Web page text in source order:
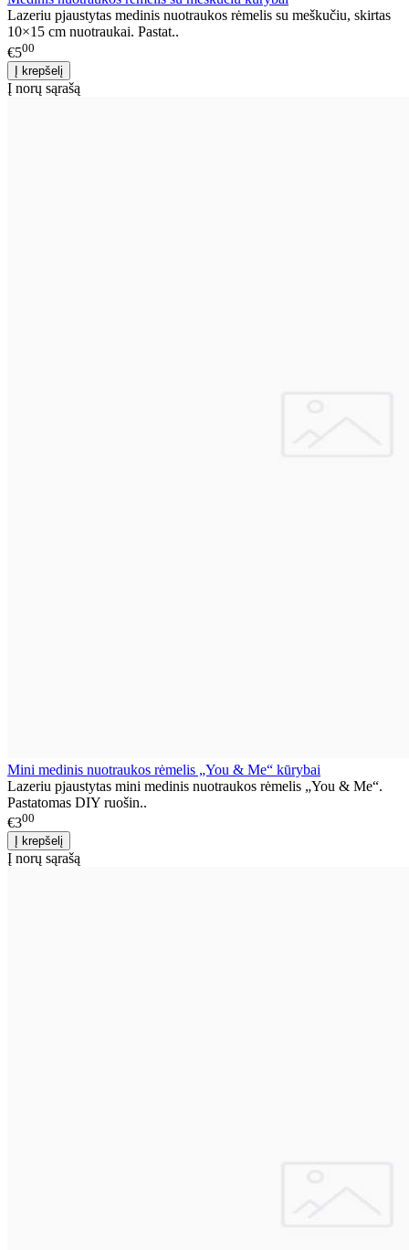
Lazeriu pjaustytas medinis nuotraukos rėmelis su meškučiu, skirtas
10×15 cm nuotraukai. Pastat..
€500
Į norų sąrašą
Mini medinis nuotraukos rėmelis „You & Me“ kūrybai
Lazeriu pjaustytas mini medinis nuotraukos rėmelis „You & Me“.
Pastatomas DIY ruošin..
€300
Į norų sąrašą